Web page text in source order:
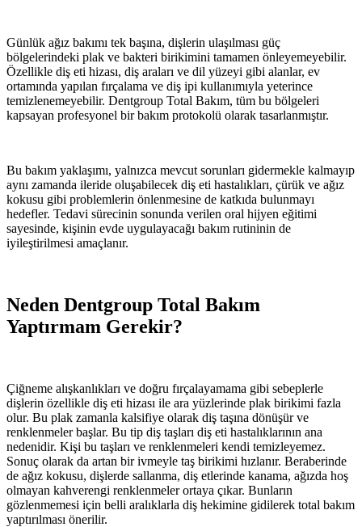
Günlük ağız bakımı tek başına, dişlerin ulaşılması güç
bölgelerindeki plak ve bakteri birikimini tamamen önleyemeyebilir.
Özellikle diş eti hizası, diş araları ve dil yüzeyi gibi alanlar, ev
ortamında yapılan fırçalama ve diş ipi kullanımıyla yeterince
temizlenemeyebilir. Dentgroup Total Bakım, tüm bu bölgeleri
kapsayan profesyonel bir bakım protokolü olarak tasarlanmıştır.
Bu bakım yaklaşımı, yalnızca mevcut sorunları gidermekle kalmayıp
aynı zamanda ileride oluşabilecek diş eti hastalıkları, çürük ve ağız
kokusu gibi problemlerin önlenmesine de katkıda bulunmayı
hedefler. Tedavi sürecinin sonunda verilen oral hijyen eğitimi
sayesinde, kişinin evde uygulayacağı bakım rutininin de
iyileştirilmesi amaçlanır.
Neden Dentgroup Total Bakım
Yaptırmam Gerekir?
Çiğneme alışkanlıkları ve doğru fırçalayamama gibi sebeplerle
dişlerin özellikle diş eti hizası ile ara yüzlerinde plak birikimi fazla
olur. Bu plak zamanla kalsifiye olarak diş taşına dönüşür ve
renklenmeler başlar. Bu tip diş taşları diş eti hastalıklarının ana
nedenidir. Kişi bu taşları ve renklenmeleri kendi temizleyemez.
Sonuç olarak da artan bir ivmeyle taş birikimi hızlanır. Beraberinde
de ağız kokusu, dişlerde sallanma, diş etlerinde kanama, ağızda hoş
olmayan kahverengi renklenmeler ortaya çıkar. Bunların
gözlenmemesi için belli aralıklarla diş hekimine gidilerek total bakım
yaptırılması önerilir.